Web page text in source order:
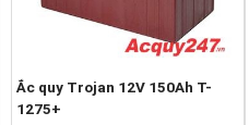
Ắc quy Trojan 12V 150Ah T-
1275+